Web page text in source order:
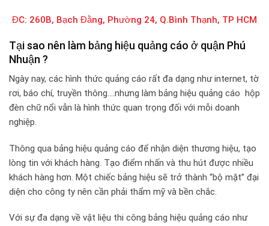
ĐC: 260B, Bạch Đằng, Phường 24, Q.Bình Thạnh, TP HCM
Tại sao nên làm bảng hiệu quảng cáo ở quận Phú
Nhuận ?
Ngày nay, các hình thức quảng cáo rất đa dạng như internet, tờ
rơi, báo chí, truyền thông….nhưng làm bảng hiệu quảng cáo hộp
đèn chữ nổi vẫn là hình thức quan trọng đối với mỗi doanh
nghiệp.
Thông qua bảng hiệu quảng cáo để nhận diện thương hiệu, tạo
lòng tin với khách hàng. Tạo điểm nhấn và thu hút được nhiều
khách hàng hơn. Một chiếc bảng hiệu sẽ trở thành “bộ mặt” đại
diện cho công ty nên cần phải thẩm mỹ và bền chắc.
Với sự đa dạng về vật liệu thi công bảng hiệu quảng cáo như